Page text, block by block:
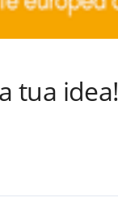
tua idea!